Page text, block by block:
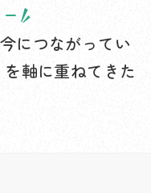
につながってい
軸に重ねてきた